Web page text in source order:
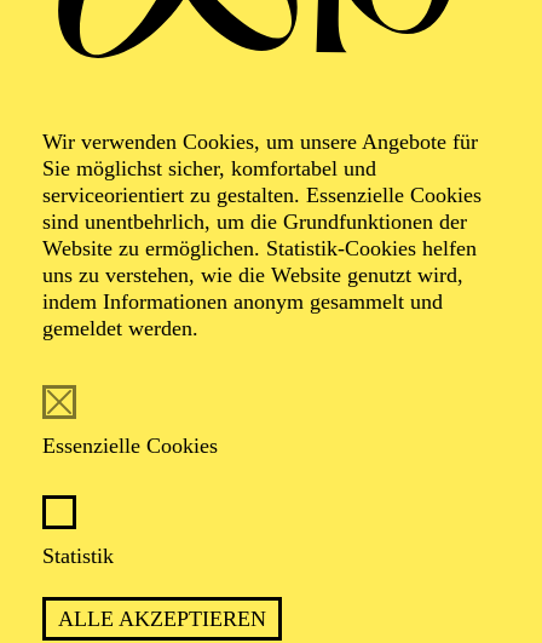
Wir verwenden Cookies, um unsere Angebote für
Sie möglichst sicher, komfortabel und
serviceorientiert zu gestalten. Essenzielle Cookies
sind unentbehrlich, um die Grundfunktionen der
Website zu ermöglichen. Statistik-Cookies helfen
uns zu verstehen, wie die Website genutzt wird,
indem Informationen anonym gesammelt und
gemeldet werden.
Essenzielle Cookies
Statistik
ALLE AKZEPTIEREN
In meiner Haut
Ein Semi-Interaktives Theaterstück, welches es
Auszuhalten gilt
von Maddy Forst
PREMIERE
27. Mai 2027